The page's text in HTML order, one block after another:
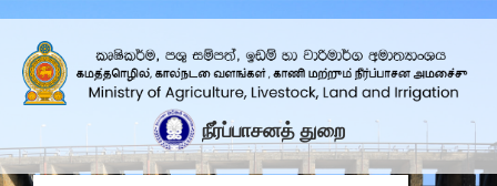
நீர்ப்பாசனத் துறை